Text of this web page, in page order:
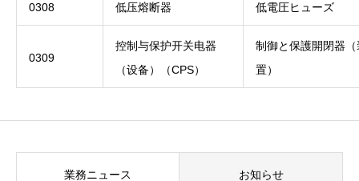
0308 低压熔断器 低電圧ヒューズ
0309
控制与保护开关电器
（设备）（CPS）
制御と保護開閉器（
置）
業務ニュース お知らせ